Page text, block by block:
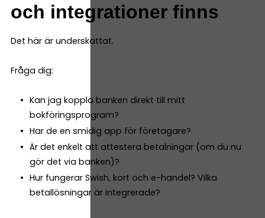
och integrationer finns
Det här är underskattat.
Fråga dig:
Kan jag koppla banken direkt till mitt
bokföringsprogram?
Har de en smidig app för företagare?
Är det enkelt att attestera betalningar (om du nu
gör det via banken)?
Hur fungerar Swish, kort och e-handel? Vilka
betallösningar är integrerade?